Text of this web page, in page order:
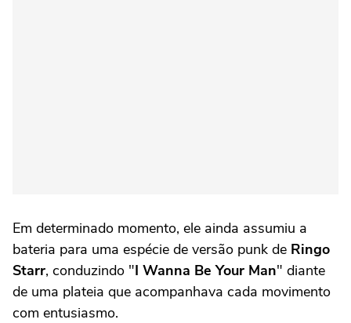
Em determinado momento, ele ainda assumiu a
bateria para uma espécie de versão punk de Ringo
Starr, conduzindo "I Wanna Be Your Man" diante
de uma plateia que acompanhava cada movimento
com entusiasmo.